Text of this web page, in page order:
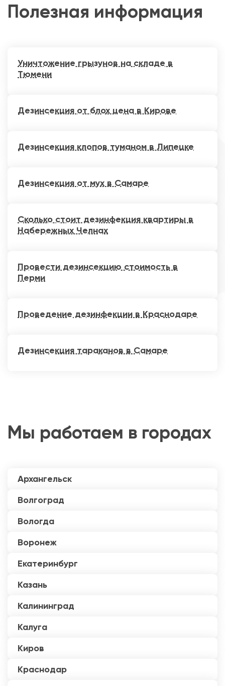
Полезная информация
Уничтожение грызунов на складе в
Тюмени
Дезинсекция от блох цена в Кирове
Дезинсекция клопов туманом в Липецке
Дезинсекция от мух в Самаре
Сколько стоит дезинфекция квартиры в
Набережных Челнах
Провести дезинсекцию стоимость в
Перми
Проведение дезинфекции в Краснодаре
Дезинсекция тараканов в Самаре
Мы работаем в городах
Архангельск
Волгоград
Вологда
Воронеж
Екатеринбург
Казань
Калининград
Калуга
Киров
Краснодар